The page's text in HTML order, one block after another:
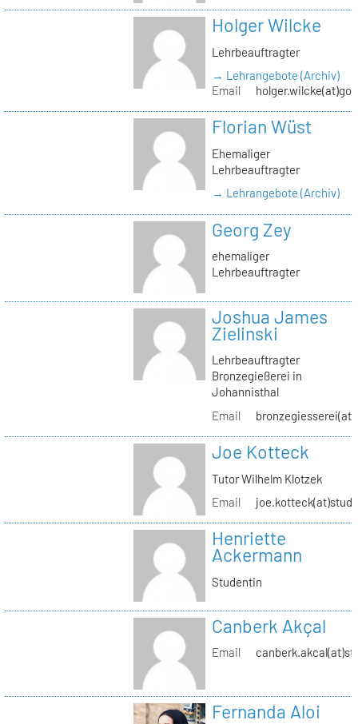
Holger Wilcke
Lehrbeauftragter
→ Lehrangebote (Archiv)
Email
Florian Wüst
Ehemaliger
Lehrbeauftragter
→ Lehrangebote (Archiv)
Georg Zey
ehemaliger
Lehrbeauftragter
Joshua James
Zielinski
Lehrbeauftragter
Bronzegießerei in
Johannisthal
Email
Joe Kotteck
Tutor Wilhelm Klotzek
Email
Henriette
Ackermann
Studentin
Canberk Akçal
Email
Fernanda Aloi